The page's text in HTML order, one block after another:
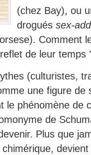
(chez Bay), ou
drogués sex-
Comment
de leur temps
(culturistes,
une figure de
le phénomène de
de
Plus que